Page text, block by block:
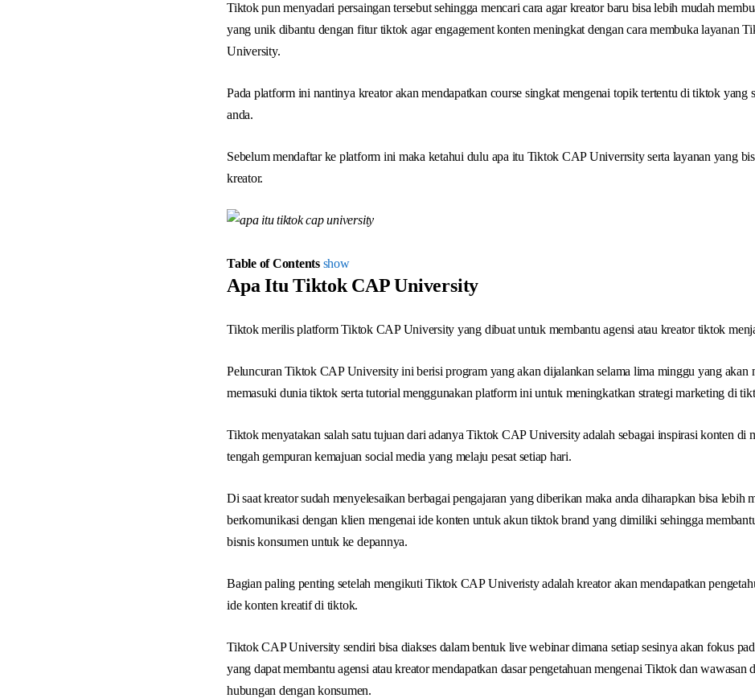
Tiktok pun menyadari persaingan tersebut sehingga mencari cara agar kreator baru bisa lebih mudah
yang unik dibantu dengan fitur tiktok agar engagement konten meningkat dengan cara membuka layanan
University.
Pada platform ini nantinya kreator akan mendapatkan course singkat mengenai topik tertentu di tiktok yang
anda.
Sebelum mendaftar ke platform ini maka ketahui dulu apa itu Tiktok CAP Univerrsity serta layanan yang
kreator.
Table of Contents show
Apa Itu Tiktok CAP University
Tiktok merilis platform Tiktok CAP University yang dibuat untuk membantu agensi atau kreator tiktok
Peluncuran Tiktok CAP University ini berisi program yang akan dijalankan selama lima minggu yang akan
memasuki dunia tiktok serta tutorial menggunakan platform ini untuk meningkatkan strategi marketing di
Tiktok menyatakan salah satu tujuan dari adanya Tiktok CAP University adalah sebagai inspirasi konten di
tengah gempuran kemajuan social media yang melaju pesat setiap hari.
Di saat kreator sudah menyelesaikan berbagai pengajaran yang diberikan maka anda diharapkan bisa lebih
berkomunikasi dengan klien mengenai ide konten untuk akun tiktok brand yang dimiliki sehingga
bisnis konsumen untuk ke depannya.
Bagian paling penting setelah mengikuti Tiktok CAP Univeristy adalah kreator akan mendapatkan
ide konten kreatif di tiktok.
Tiktok CAP University sendiri bisa diakses dalam bentuk live webinar dimana setiap sesinya akan fokus
yang dapat membantu agensi atau kreator mendapatkan dasar pengetahuan mengenai Tiktok dan wawasan
hubungan dengan konsumen.